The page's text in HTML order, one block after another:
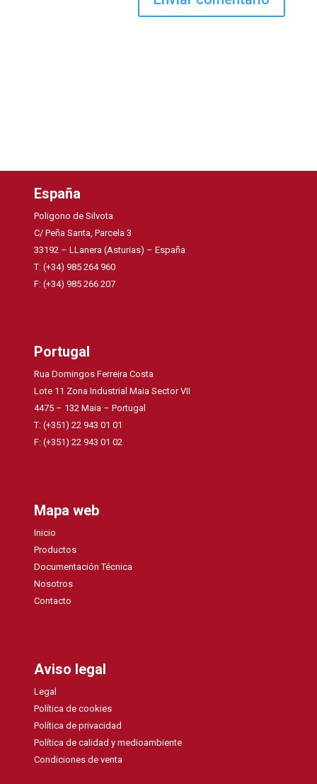
España
Poligono de Silvota
C/ Peña Santa, Parcela 3
33192 – LLanera (Asturias) – España
T: (+34) 985 264 960
F: (+34) 985 266 207
Portugal
Rua Domingos Ferreira Costa
Lote 11 Zona Industrial Maia Sector VII
4475 – 132 Maia – Portugal
T: (+351) 22 943 01 01
F: (+351) 22 943 01 02
Mapa web
Inicio
Productos
Documentación Técnica
Nosotros
Contacto
Aviso legal
Legal
Política de cookies
Política de privacidad
Política de calidad y medioambiente
Condiciones de venta